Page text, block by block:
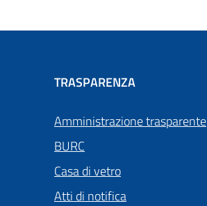
TRASPARENZA
Amministrazione trasparente
BURC
Casa di vetro
Atti di notifica